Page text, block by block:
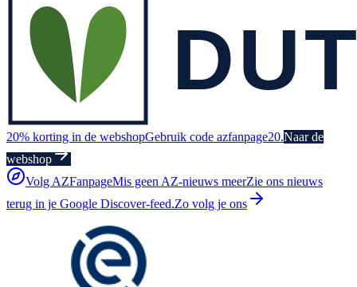
20% korting in de webshopGebruik code azfanpage20.Naar de
webshop
Volg AZFanpageMis geen AZ-nieuws meerZie ons nieuws
terug in je Google Discover-feed.Zo volg je ons